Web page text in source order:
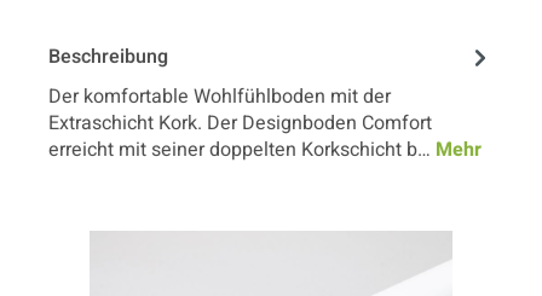
Beschreibung
Der komfortable Wohlfühlboden mit der
Extraschicht Kork. Der Designboden Comfort
erreicht mit seiner doppelten Korkschicht b… Mehr